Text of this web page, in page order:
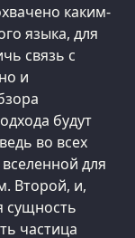
каким-
языка, для
связь с
и
будут
во всех
для
Второй, и,
сущность
частица